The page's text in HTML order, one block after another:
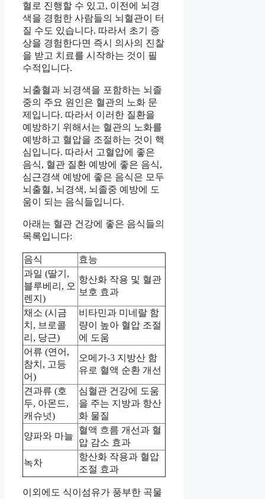
혈로 진행할 수 있고, 이전에 뇌경
색을 경험한 사람들의 뇌혈관이 터
질 수도 있습니다. 따라서 초기 증
상을 경험한다면 즉시 의사의 진찰
을 받고 치료를 시작하는 것이 필
수적입니다.
뇌출혈과 뇌경색을 포함하는 뇌졸
중의 주요 원인은 혈관의 노화 문
제입니다. 따라서 이러한 질환을
예방하기 위해서는 혈관의 노화를
예방하고 혈압을 조절하는 것이 핵
심입니다. 따라서 고혈압에 좋은
음식, 혈관 질환 예방에 좋은 음식,
심근경색 예방에 좋은 음식은 모두
뇌출혈, 뇌경색, 뇌졸중 예방에 도
움이 되는 음식들입니다.
아래는 혈관 건강에 좋은 음식들의
목록입니다:
음식
효능
과일 (딸기,
블루베리, 오
렌지)
항산화 작용 및 혈관
보호 효과
채소 (시금
치, 브로콜
리, 당근)
비타민과 미네랄 함
량이 높아 혈압 조절
에 도움
어류 (연어,
참치, 고등
어)
오메가-3 지방산 함
유로 혈액 순환 개선
견과류 (호
두, 아몬드,
캐슈넛)
심혈관 건강에 도움
을 주는 지방과 항산
화 물질
양파와 마늘
혈액 흐름 개선과 혈
압 감소 효과
녹차
항산화 작용과 혈압
조절 효과
이외에도 식이섬유가 풍부한 곡물